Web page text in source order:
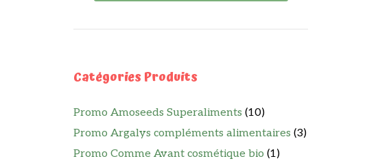
Catégories Produits
Promo Amoseeds Superaliments (10)
Promo Argalys compléments alimentaires (3)
Promo Comme Avant cosmétique bio (1)